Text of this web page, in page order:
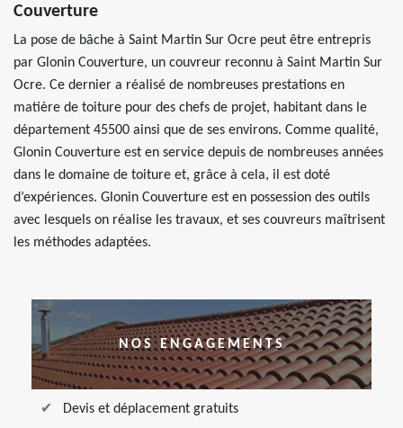
Couverture
La pose de bâche à Saint Martin Sur Ocre peut être entrepris
par Glonin Couverture, un couvreur reconnu à Saint Martin Sur
Ocre. Ce dernier a réalisé de nombreuses prestations en
matière de toiture pour des chefs de projet, habitant dans le
département 45500 ainsi que de ses environs. Comme qualité,
Glonin Couverture est en service depuis de nombreuses années
dans le domaine de toiture et, grâce à cela, il est doté
d’expériences. Glonin Couverture est en possession des outils
avec lesquels on réalise les travaux, et ses couvreurs maîtrisent
les méthodes adaptées.
NOS ENGAGEMENTS
Devis et déplacement gratuits